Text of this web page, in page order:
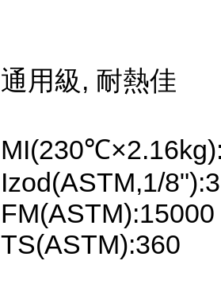
通用級, 耐熱佳
Izod(ASTM,1/
FM(ASTM):15000
TS(ASTM):360